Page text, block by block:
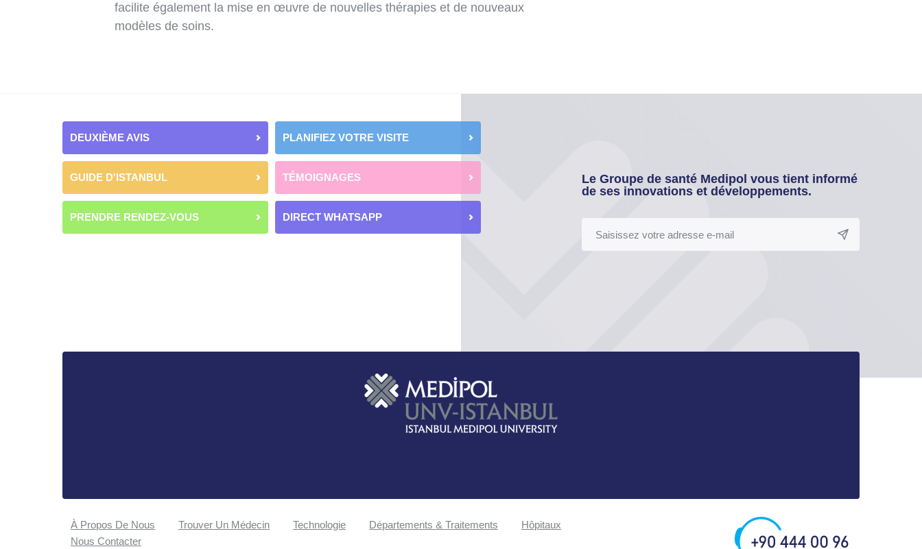
facilite également la mise en œuvre de nouvelles thérapies et de nouveaux
modèles de soins.
DEUXIÈME AVIS PLANIFIEZ VOTRE VISITE
GUIDE D'ISTANBUL TÉMOIGNAGES
PRENDRE RENDEZ-VOUS DIRECT WHATSAPP
Le Groupe de santé Medipol vous tient informé
de ses innovations et développements.
À Propos De Nous Trouver Un Médecin Technologie Départements & Traitements
Hôpitaux
Nous Contacter